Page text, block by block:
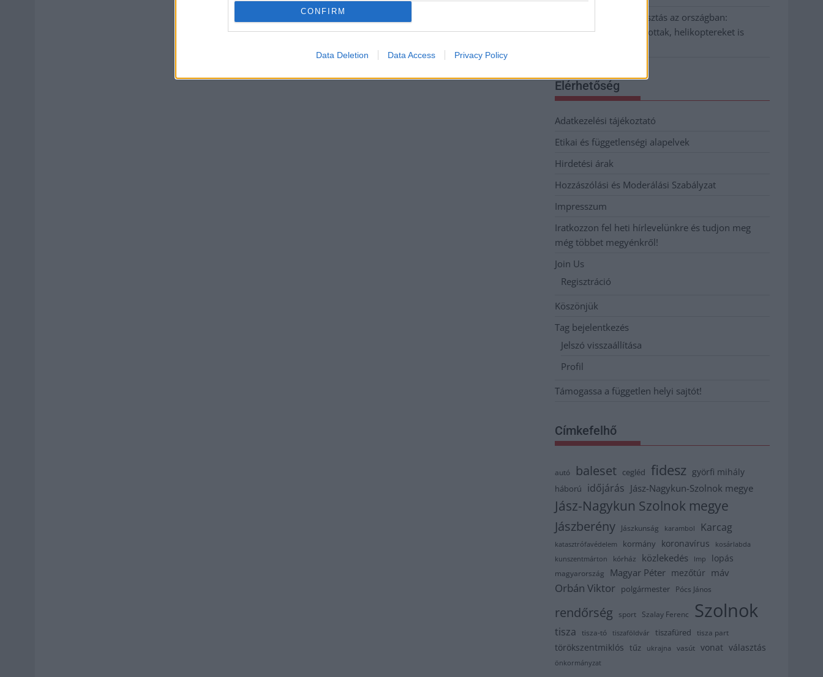
CONFIRM
Data Deletion Data Access Privacy Policy
Harmadfokú hőségriasztás az országban:
Szolnokon klímát javítottak, helikoptereket is
Elérhetőség
Adatkezelési tájékoztató
Etikai és függetlenségi alapelvek
Hirdetési árak
Hozzászólási és Moderálási Szabályzat
Impresszum
Iratkozzon fel heti hírlevelünkre és tudjon meg
még többet megyénkről!
Join Us
Regisztráció
Köszönjük
Tag bejelentkezés
Jelszó visszaállítása
Profil
Támogassa a független helyi sajtót!
Címkefelhő
autó baleset cegléd fidesz györfi mihály
háború időjárás Jász-Nagykun-Szolnok megye
Jász-Nagykun Szolnok megye
Jászberény Jászkunság karambol Karcag
katasztrófavédelem kormány koronavírus
kosárlabda
kunszentmárton
kórház közlekedés lmp lopás
magyarország Magyar Péter mezőtúr máv
Orbán Viktor polgármester Pócs János
rendőrség sport Szalay Ferenc Szolnok
tisza tisza-tó tiszaföldvár tiszafüred tisza part
törökszentmiklós tűz ukrajna vasút vonat választás
önkormányzat